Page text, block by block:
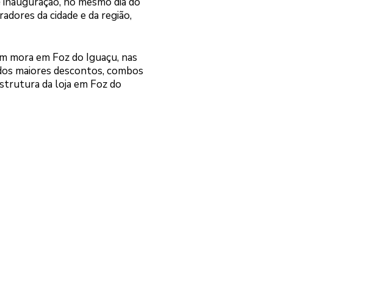
da cidade e da região,
mora em Foz do Iguaçu, nas
maiores descontos, combos
da loja em Foz do